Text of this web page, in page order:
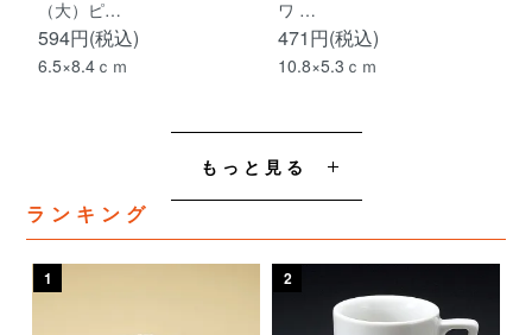
（大）ピ…
594円(税込)
6.5×8.4ｃｍ
ワ …
471円(税込)
10.8×5.3ｃｍ
もっと見る
ランキング
1 2